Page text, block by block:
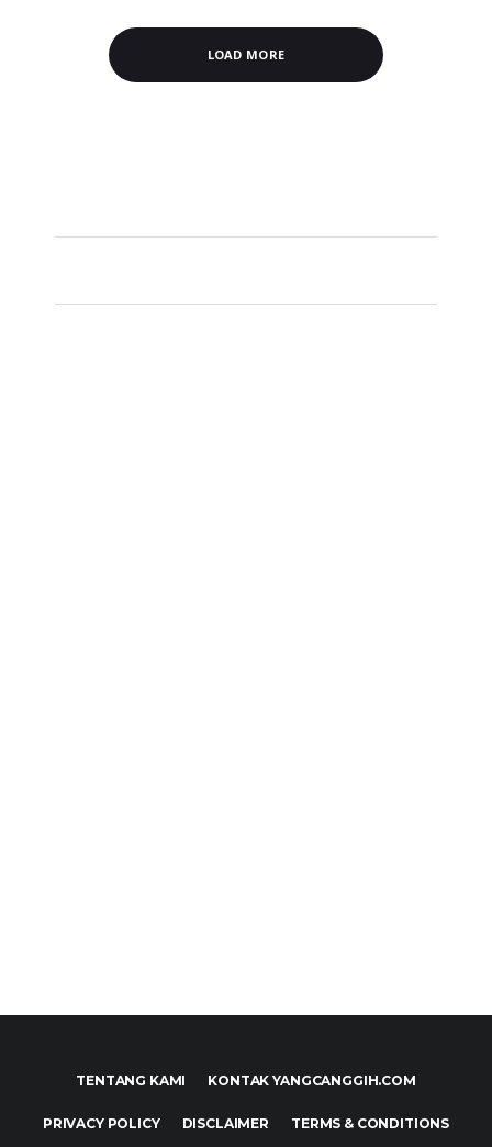
LOAD MORE
TENTANG KAMI KONTAK YANGCANGGIH.COM
PRIVACY POLICY DISCLAIMER TERMS & CONDITIONS